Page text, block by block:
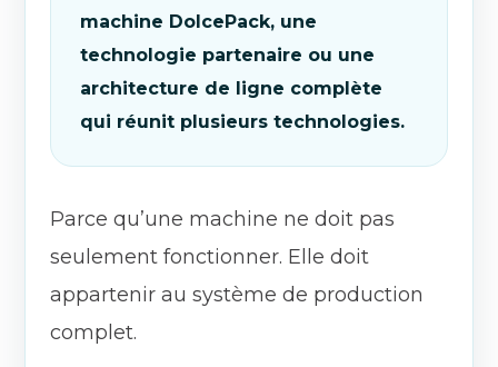
machine DolcePack, une
technologie partenaire ou une
architecture de ligne complète
qui réunit plusieurs technologies.
Parce qu’une machine ne doit pas
seulement fonctionner. Elle doit
appartenir au système de production
complet.